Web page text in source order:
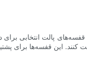
پالت انتخابی برای